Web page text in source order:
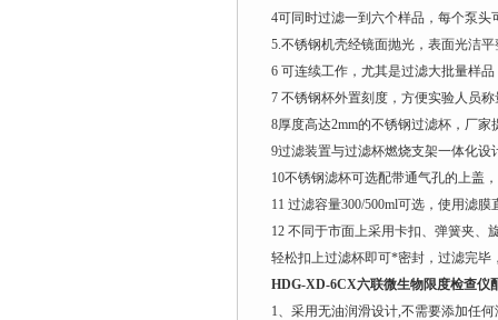
4可同时过滤一到六个样品，每个泵头
5.不锈钢机壳经镜面抛光，表面光洁
6 可连续工作，尤其是过滤大批量样
7 不锈钢杯外置刻度，方便实验人员称
8厚度高达2mm的不锈钢过滤杯，厂
9过滤装置与过滤杯燃烧支架一体化
10不锈钢滤杯可选配带通气孔的上盖
11 过滤容量300/500ml可选，使用滤膜
12 不同于市面上采用卡扣、弹簧夹、
轻松扣上过滤杯即可*密封，过滤完毕
HDG-XD-6CX六联微生物限度检查仪
1、采用无油润滑设计,不需要添加任何